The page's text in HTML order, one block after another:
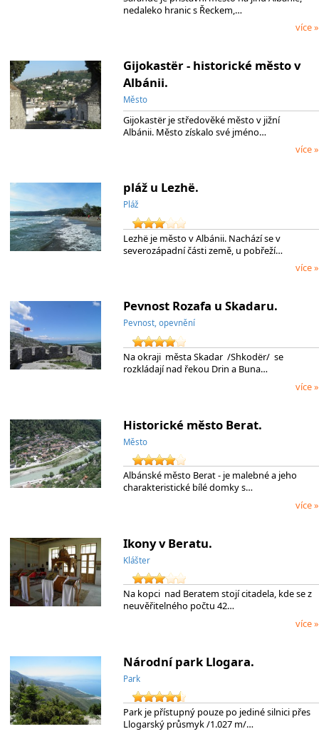
nedaleko hranic s Řeckem,…
více »
Gijokastër - historické město v
Albánii.
Město
Gijokastër je středověké město v jižní
Albánii. Město získalo své jméno…
více »
pláž u Lezhë.
Pláž
Lezhë je město v Albánii. Nachází se v
severozápadní části země, u pobřeží…
více »
Pevnost Rozafa u Skadaru.
Pevnost, opevnění
Na okraji města Skadar /Shkodër/ se
rozkládají nad řekou Drin a Buna…
více »
Historické město Berat.
Město
Albánské město Berat - je malebné a jeho
charakteristické bílé domky s…
více »
Ikony v Beratu.
Klášter
Na kopci nad Beratem stojí citadela, kde se z
neuvěřitelného počtu 42…
více »
Národní park Llogara.
Park
Park je přístupný pouze po jediné silnici přes
Llogarský průsmyk /1.027 m/…